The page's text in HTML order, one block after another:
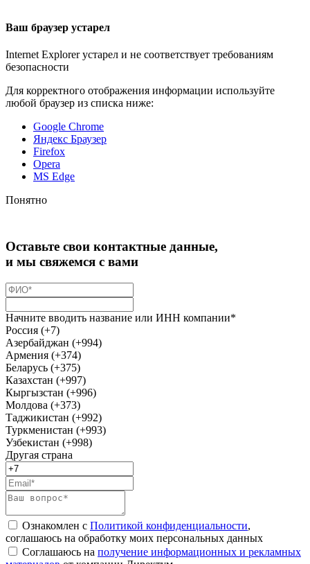
Ваш браузер устарел
Internet Explorer устарел и не соответствует требованиям
безопасности
Для корректного отображения информации используйте
любой браузер из списка ниже:
Google Chrome
Яндекс Браузер
Firefox
Opera
MS Edge
Понятно
Оставьте свои контактные данные,
и мы свяжемся с вами
Начните вводить название или ИНН компании*
Россия (+7)
Азербайджан (+994)
Армения (+374)
Беларусь (+375)
Казахстан (+997)
Кыргызстан (+996)
Молдова (+373)
Таджикистан (+992)
Туркменистан (+993)
Узбекистан (+998)
Другая страна
Ознакомлен с Политикой конфиденциальности,
соглашаюсь на обработку моих персональных данных
Соглашаюсь на получение информационных и рекламных